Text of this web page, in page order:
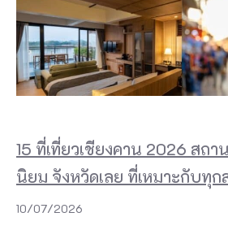
15 ที่เที่ยวเชียงคาน 2026 สถา
นิยม จังหวัดเลย ที่เหมาะกับทุก
10/07/2026